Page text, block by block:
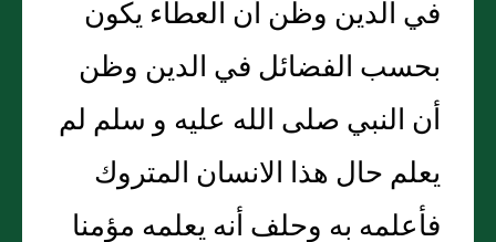
في الدين وظن أن العطاء يكون
بحسب الفضائل في الدين وظن
أن النبي صلى الله عليه و سلم لم
يعلم حال هذا الانسان المتروك
فأعلمه به وحلف أنه يعلمه مؤمنا